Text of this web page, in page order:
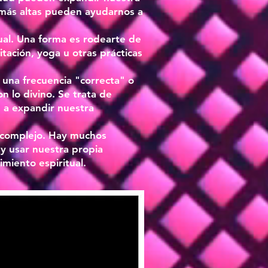
altas pueden ayudarnos a
Una forma es rodearte de
yoga u otras prácticas
frecuencia "correcta" o
lo divino. Se trata de
a expandir nuestra
Hay muchos
usar nuestra propia
espiritual.